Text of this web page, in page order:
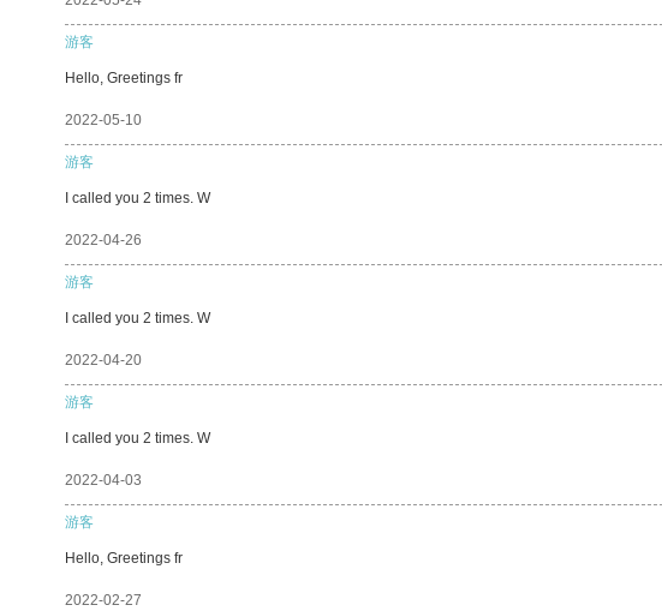
游客
Hello, Greetings fr
2022-05-10
游客
I called you 2 times. W
2022-04-26
游客
I called you 2 times. W
2022-04-20
游客
I called you 2 times. W
2022-04-03
游客
Hello, Greetings fr
2022-02-27